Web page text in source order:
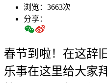
浏览：3663次
分享：
春节到啦！在这辞
乐事在这里给大家